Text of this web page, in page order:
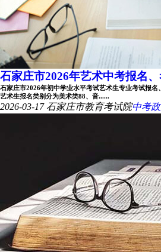
石家庄市2026年艺术中考报名
石家庄市2026年初中学业水平考试艺术生专业考试报名
艺术生报名类别分为美术类88、音......
2026-03-17 石家庄市教育考试院中考